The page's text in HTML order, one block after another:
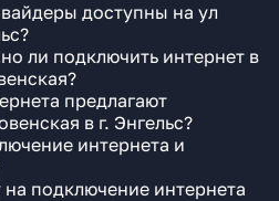
доступны на ул
ли подключить интернет в
предлагают
в г. Энгельс?
интернета и
на подключение интернета